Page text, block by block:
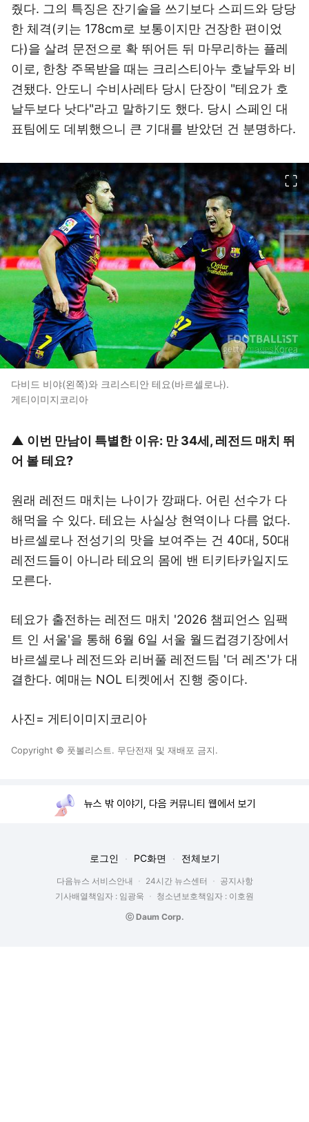
줬다. 그의 특징은 잔기술을 쓰기보다 스피드와 당당
한 체격(키는 178cm로 보통이지만 건장한 편이었
다)을 살려 문전으로 확 뛰어든 뒤 마무리하는 플레
이로, 한창 주목받을 때는 크리스티아누 호날두와 비
견됐다. 안도니 수비사레타 당시 단장이 "테요가 호
날두보다 낫다"라고 말하기도 했다. 당시 스페인 대
표팀에도 데뷔했으니 큰 기대를 받았던 건 분명하다.
다비드 비야(왼쪽)와 크리스티안 테요(바르셀로나).
게티이미지코리아
▲ 이번 만남이 특별한 이유: 만 34세, 레전드 매치 뛰
어 볼 테요?
원래 레전드 매치는 나이가 깡패다. 어린 선수가 다
해먹을 수 있다. 테요는 사실상 현역이나 다름 없다.
바르셀로나 전성기의 맛을 보여주는 건 40대, 50대
레전드들이 아니라 테요의 몸에 밴 티키타카일지도
모른다.
테요가 출전하는 레전드 매치 '2026 챔피언스 임팩
트 인 서울'을 통해 6월 6일 서울 월드컵경기장에서
바르셀로나 레전드와 리버풀 레전드팀 '더 레즈'가 대
결한다. 예매는 NOL 티켓에서 진행 중이다.
사진= 게티이미지코리아
Copyright © 풋볼리스트. 무단전재 및 재배포 금지.
뉴스 밖 이야기, 다음 커뮤니티 웹에서 보기
로그인 PC화면 전체보기
다음뉴스 서비스안내 24시간 뉴스센터
공지사항
기사배열책임자 : 임광욱
청소년보호책임자 : 이호원
ⓒ Daum Corp.